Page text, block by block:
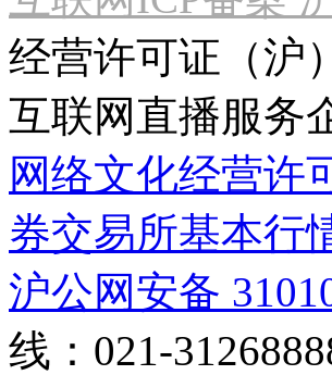
经营许可证（沪
互联网直播服务
网络文化经营许
券交易所基本行
沪公网安备
线：021-